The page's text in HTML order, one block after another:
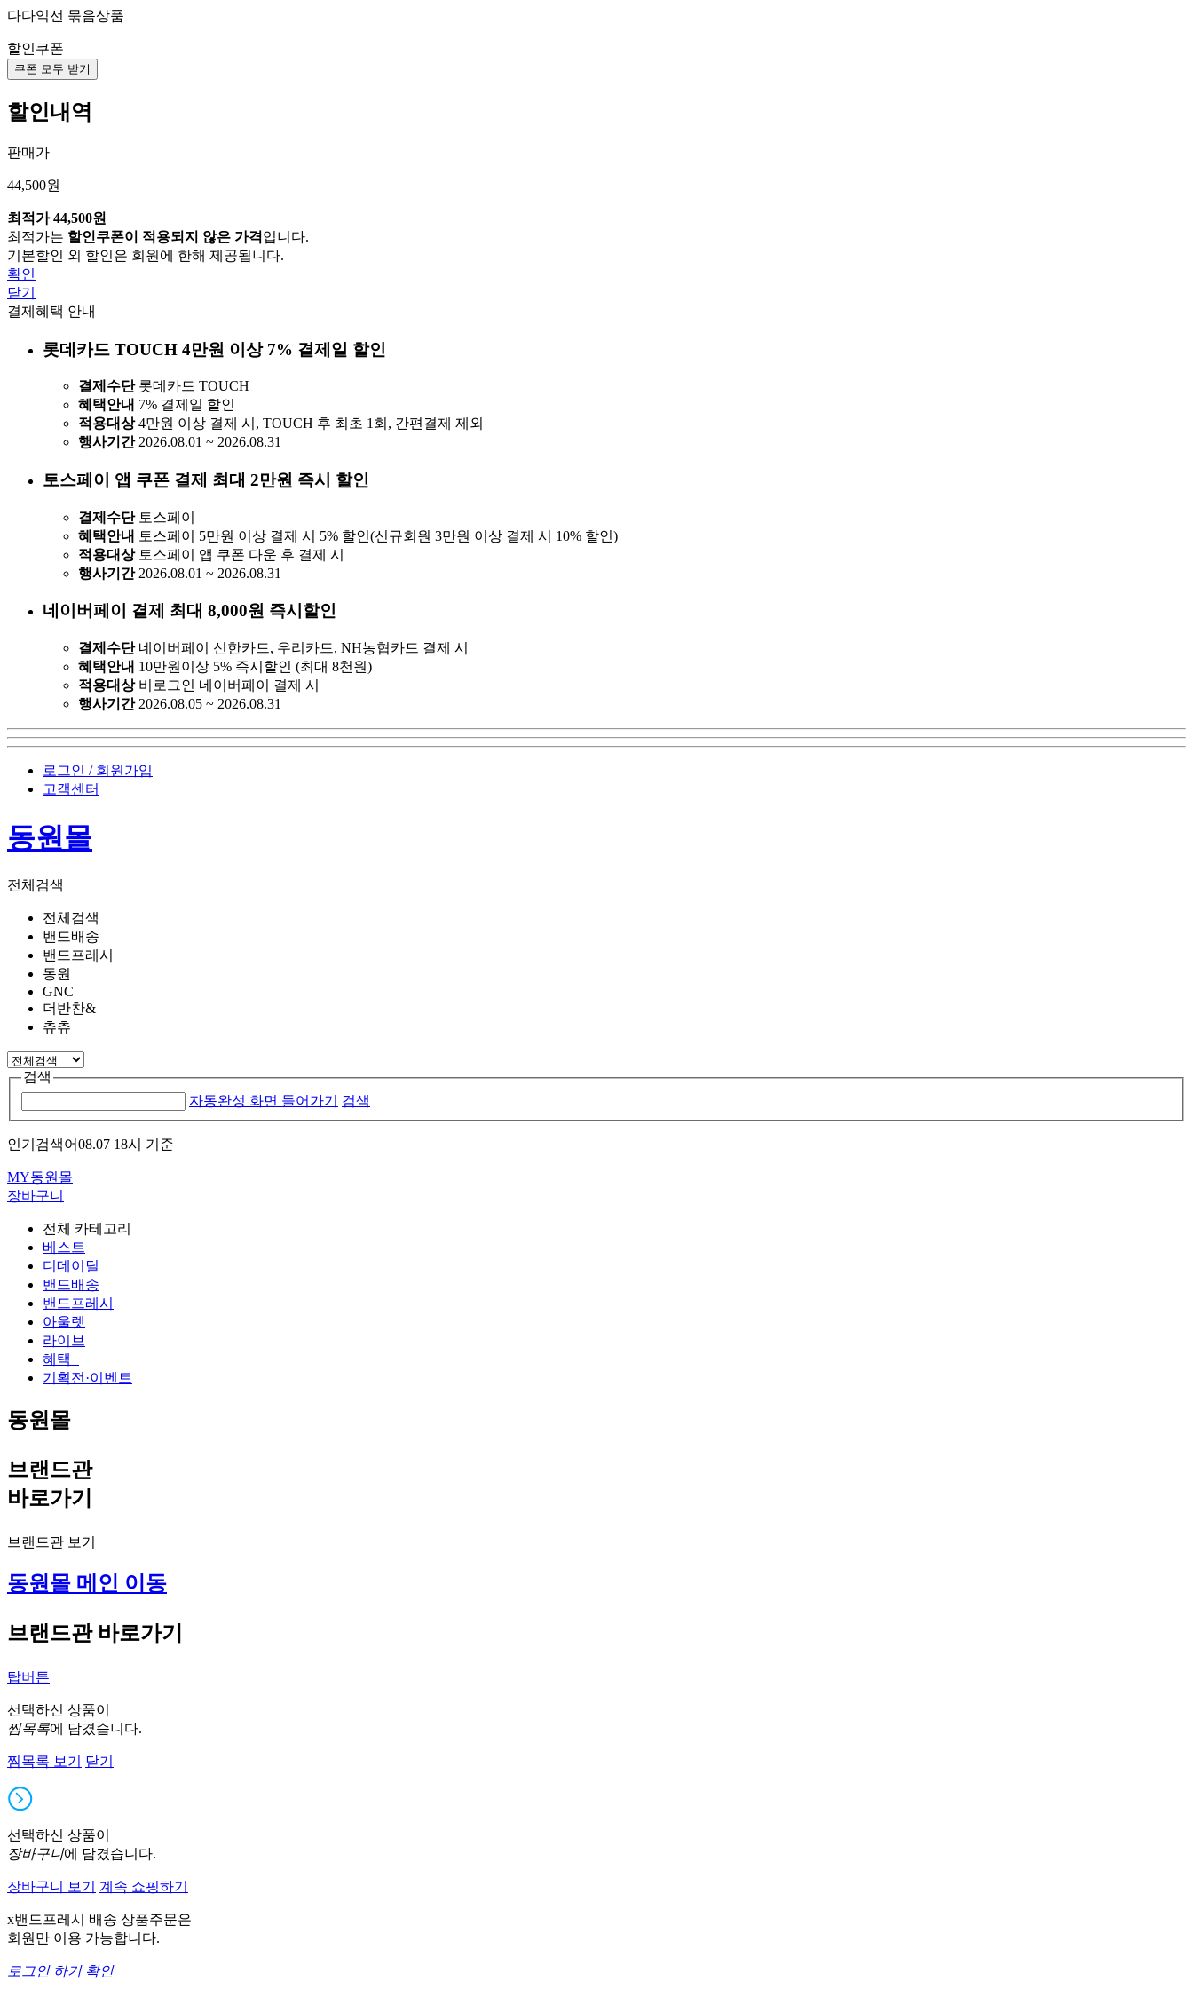
다다익선 묶음상품
할인쿠폰
쿠폰 모두 받기
할인내역
판매가
44,500원
최적가 44,500원
최적가는 할인쿠폰이 적용되지 않은 가격입니다.
기본할인 외 할인은 회원에 한해 제공됩니다.
확인
닫기
결제혜택 안내
롯데카드 TOUCH 4만원 이상 7% 결제일 할인
결제수단 롯데카드 TOUCH
혜택안내 7% 결제일 할인
적용대상 4만원 이상 결제 시, TOUCH 후 최초 1회, 간편결제 제외
행사기간 2026.08.01 ~ 2026.08.31
토스페이 앱 쿠폰 결제 최대 2만원 즉시 할인
결제수단 토스페이
혜택안내 토스페이 5만원 이상 결제 시 5% 할인(신규회원 3만원 이상 결제 시 10% 할인)
적용대상 토스페이 앱 쿠폰 다운 후 결제 시
행사기간 2026.08.01 ~ 2026.08.31
네이버페이 결제 최대 8,000원 즉시할인
결제수단 네이버페이 신한카드, 우리카드, NH농협카드 결제 시
혜택안내 10만원이상 5% 즉시할인 (최대 8천원)
적용대상 비로그인 네이버페이 결제 시
행사기간 2026.08.05 ~ 2026.08.31
로그인 / 회원가입
고객센터
동원몰
전체검색
전체검색
밴드배송
밴드프레시
동원
GNC
더반찬&
츄츄
검색
자동완성 화면 들어가기
검색
인기검색어08.07 18시 기준
MY동원몰
장바구니
전체 카테고리
베스트
디데이딜
밴드배송
밴드프레시
아울렛
라이브
혜택+
기획전·이벤트
동원몰
브랜드관
바로가기
브랜드관 보기
동원몰 메인 이동
브랜드관 바로가기
탑버튼
선택하신 상품이
찜목록에 담겼습니다.
찜목록 보기 닫기
선택하신 상품이
장바구니에 담겼습니다.
장바구니 보기 계속 쇼핑하기
x밴드프레시 배송 상품주문은
회원만 이용 가능합니다.
로그인 하기 확인